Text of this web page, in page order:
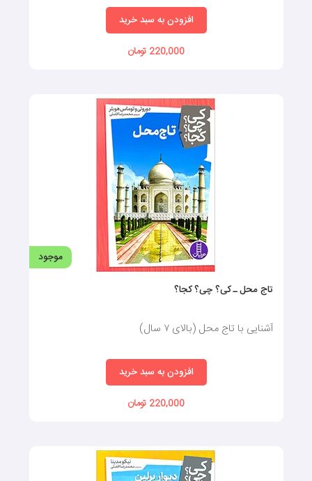
افزودن به سبد خرید
220,000 تومان
موجود
تاج محل ـ کی؟ چی؟ کجا؟
آشنایی با تاج محل (بالای ۷ سال)
افزودن به سبد خرید
220,000 تومان